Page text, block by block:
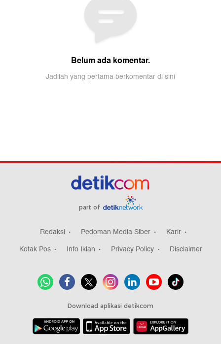
part of
Redaksi Pedoman Media Siber
Karir
Kotak Pos
Info Iklan Privacy Policy Disclaimer
Download aplikasi detikcom